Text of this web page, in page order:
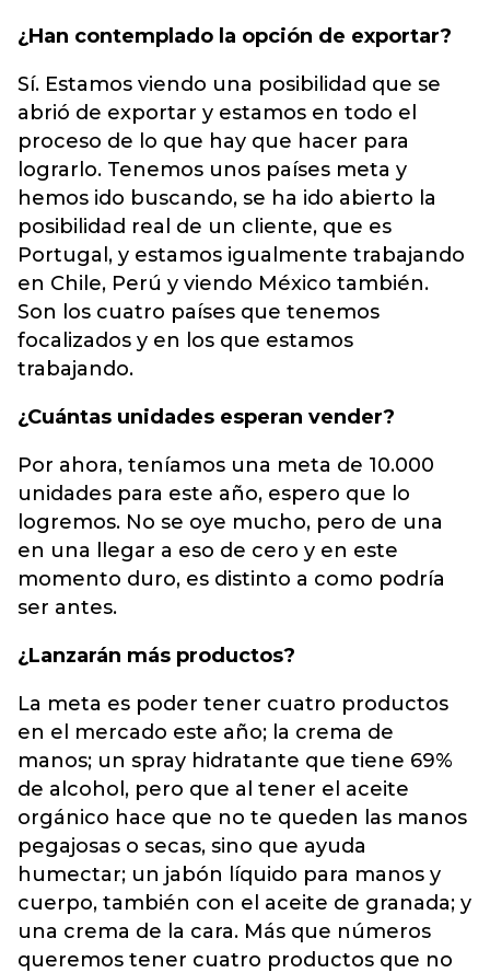
¿Han contemplado la opción de exportar?
Sí. Estamos viendo una posibilidad que se
abrió de exportar y estamos en todo el
proceso de lo que hay que hacer para
lograrlo. Tenemos unos países meta y
hemos ido buscando, se ha ido abierto la
posibilidad real de un cliente, que es
Portugal, y estamos igualmente trabajando
en Chile, Perú y viendo México también.
Son los cuatro países que tenemos
focalizados y en los que estamos
trabajando.
¿Cuántas unidades esperan vender?
Por ahora, teníamos una meta de 10.000
unidades para este año, espero que lo
logremos. No se oye mucho, pero de una
en una llegar a eso de cero y en este
momento duro, es distinto a como podría
ser antes.
¿Lanzarán más productos?
La meta es poder tener cuatro productos
en el mercado este año; la crema de
manos; un spray hidratante que tiene 69%
de alcohol, pero que al tener el aceite
orgánico hace que no te queden las manos
pegajosas o secas, sino que ayuda
humectar; un jabón líquido para manos y
cuerpo, también con el aceite de granada; y
una crema de la cara. Más que números
queremos tener cuatro productos que no